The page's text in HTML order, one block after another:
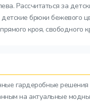
Рассчитаться за
брюки бежевого
кроя, свободного
гардеробные
на актуальные